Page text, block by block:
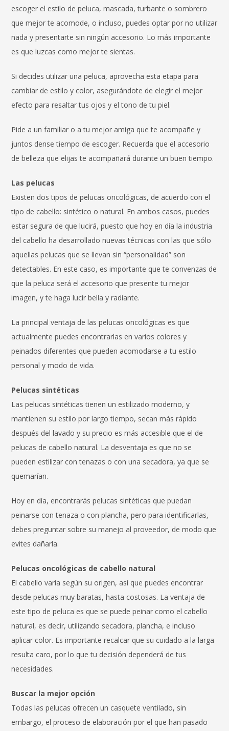
escoger el estilo de peluca, mascada, turbante o sombrero
que mejor te acomode, o incluso, puedes optar por no utilizar
nada y presentarte sin ningún accesorio. Lo más importante
es que luzcas como mejor te sientas.
Si decides utilizar una peluca, aprovecha esta etapa para
cambiar de estilo y color, asegurándote de elegir el mejor
efecto para resaltar tus ojos y el tono de tu piel.
Pide a un familiar o a tu mejor amiga que te acompañe y
juntos dense tiempo de escoger. Recuerda que el accesorio
de belleza que elijas te acompañará durante un buen tiempo.
Las pelucas
Existen dos tipos de pelucas oncológicas, de acuerdo con el
tipo de cabello: sintético o natural. En ambos casos, puedes
estar segura de que lucirá, puesto que hoy en día la industria
del cabello ha desarrollado nuevas técnicas con las que sólo
aquellas pelucas que se llevan sin “personalidad” son
detectables. En este caso, es importante que te convenzas de
que la peluca será el accesorio que presente tu mejor
imagen, y te haga lucir bella y radiante.
La principal ventaja de las pelucas oncológicas es que
actualmente puedes encontrarlas en varios colores y
peinados diferentes que pueden acomodarse a tu estilo
personal y modo de vida.
Pelucas sintéticas
Las pelucas sintéticas tienen un estilizado moderno, y
mantienen su estilo por largo tiempo, secan más rápido
después del lavado y su precio es más accesible que el de
pelucas de cabello natural. La desventaja es que no se
pueden estilizar con tenazas o con una secadora, ya que se
quemarían.
Hoy en día, encontrarás pelucas sintéticas que puedan
peinarse con tenaza o con plancha, pero para identificarlas,
debes preguntar sobre su manejo al proveedor, de modo que
evites dañarla.
Pelucas oncológicas de cabello natural
El cabello varía según su origen, así que puedes encontrar
desde pelucas muy baratas, hasta costosas. La ventaja de
este tipo de peluca es que se puede peinar como el cabello
natural, es decir, utilizando secadora, plancha, e incluso
aplicar color. Es importante recalcar que su cuidado a la larga
resulta caro, por lo que tu decisión dependerá de tus
necesidades.
Buscar la mejor opción
Todas las pelucas ofrecen un casquete ventilado, sin
embargo, el proceso de elaboración por el que han pasado